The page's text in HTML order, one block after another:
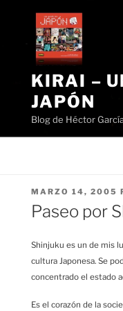
contenido
KIRAI –
JAPÓN
Blog de Héctor
PUBLICADO
EL
MARZO 14, 2005
Paseo por
Shinjuku es un de mis
cultura Japonesa. Se
concentrado el estado
Es el corazón de la